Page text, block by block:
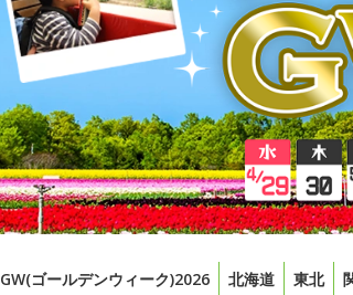
GW(ゴールデンウィーク)2026 北海道 東北